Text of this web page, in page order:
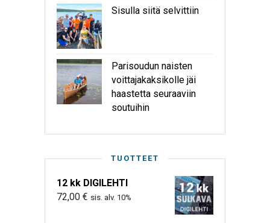
Sisulla siitä selvittiin
Parisoudun naisten
voittajakaksikolle jäi
haastetta seuraaviin
soutuihin
TUOTTEET
12 kk DIGILEHTI
72,00 € sis. alv. 10%